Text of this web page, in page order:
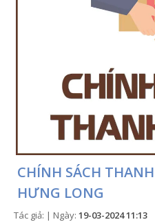
TỨC
HỆ
THỐNG
CHÍNH SÁCH
HƯNG LONG
Tác giả: | Ngày: 19-03-2024 11:13